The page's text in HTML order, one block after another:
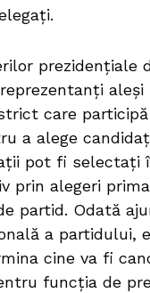
prezidențiale
aleși
care
a alege
pot fi selectați
prin alegeri
partid. Odată
a partidului,
cine va fi
funcția de